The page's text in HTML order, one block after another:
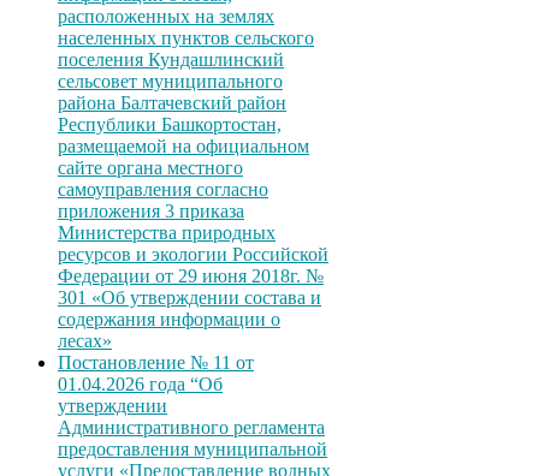
расположенных на землях
населенных пунктов сельского
поселения Кундашлинский
сельсовет муниципального
района Балтачевский район
Республики Башкортостан,
размещаемой на официальном
сайте органа местного
самоуправления согласно
приложения 3 приказа
Министерства природных
ресурсов и экологии Российской
Федерации от 29 июня 2018г. №
301 «Об утверждении состава и
содержания информации о
лесах»
Постановление № 11 от
01.04.2026 года “Об
утверждении
Административного регламента
предоставления муниципальной
услуги «Предоставление водных